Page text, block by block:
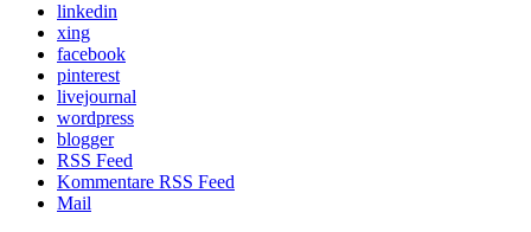
linkedin
xing
facebook
pinterest
livejournal
wordpress
blogger
RSS Feed
Kommentare RSS Feed
Mail